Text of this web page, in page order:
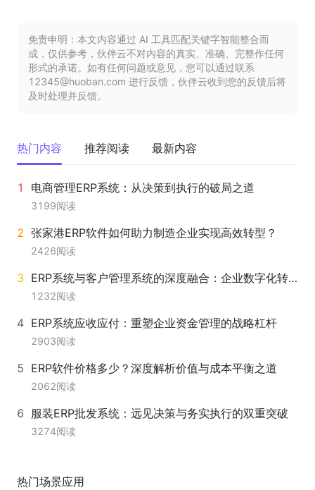
免责申明：本文内容通过 AI 工具匹配关键字智能整合而
成，仅供参考，伙伴云不对内容的真实、准确、完整作任何
形式的承诺。如有任何问题或意见，您可以通过联系
12345@huoban.com 进行反馈，伙伴云收到您的反馈后将
及时处理并反馈。
热门内容 推荐阅读 最新内容
电商管理ERP系统：从决策到执行的破局之道
3199阅读
张家港ERP软件如何助力制造企业实现高效转型？
2426阅读
ERP系统与客户管理系统的深度融合：企业数字化转型的必由之路
1232阅读
ERP系统应收应付：重塑企业资金管理的战略杠杆
2903阅读
ERP软件价格多少？深度解析价值与成本平衡之道
2062阅读
服装ERP批发系统：远见决策与务实执行的双重突破
3274阅读
热门场景应用